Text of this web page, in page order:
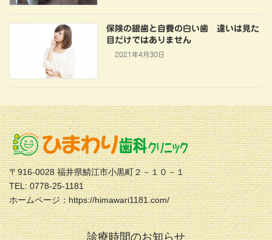
保険の銀歯と自費の白い歯 違いは見た
目だけではありません
2021年4月30日
〒916-0028 福井県鯖江市小黒町２－１０－１
TEL: 0778-25-1181
ホームページ：https://himawari1181.com/
診療時間のお知らせ